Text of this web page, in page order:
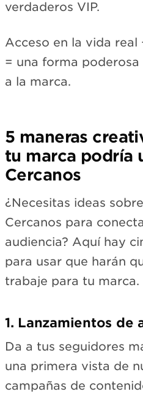
verdaderos VIP.
Acceso en la vida
= una forma
a la marca.
5 maneras
tu marca podría
Cercanos
¿Necesitas ideas
Cercanos para
audiencia? Aquí hay
para usar que harán
trabaje para tu marca.
1. Lanzamientos de
Da a tus seguidores
una primera vista de
campañas de